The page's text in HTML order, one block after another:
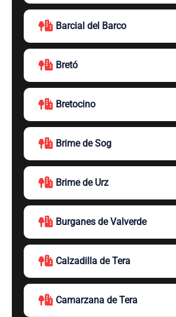
Barcial del Barco
Bretó
Bretocino
Brime de Sog
Brime de Urz
Burganes de Valverde
Calzadilla de Tera
Camarzana de Tera